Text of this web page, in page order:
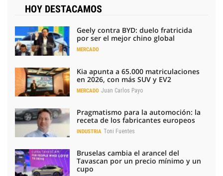
HOY DESTACAMOS
Geely contra BYD: duelo fratricida
por ser el mejor chino global
MERCADO
Kia apunta a 65.000 matriculaciones
en 2026, con más SUV y EV2
MERCADO Juan Carlos Payo
Pragmatismo para la automoción: la
receta de los fabricantes europeos
INDUSTRIA Toni Fuentes
Bruselas cambia el arancel del
Tavascan por un precio mínimo y un
cupo